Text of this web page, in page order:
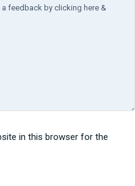
in this browser for the